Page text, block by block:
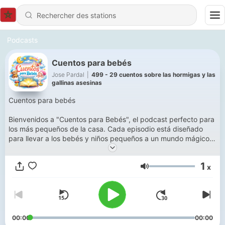
Podcasts
Cuentos para bebés
Jose Pardal
499 - 29 cuentos sobre las hormigas y las
gallinas asesinas
Cuentos para bebés
Bienvenidos a "Cuentos para Bebés", el podcast perfecto para
los más pequeños de la casa. Cada episodio está diseñado
para llevar a los bebés y niños pequeños a un mundo mágico
de historias encantadoras, suaves y llenas de imaginación.
**¿Qué puedes esperar de este podcast?**
- **Historias Dulces y Relajantes:** Con cuentos especialmente
historias son perfectas para la hora de dormir, las siestas o
momentos tranquilos del día.
- **Narración Afectuosa:** Nuestras narraciones están llenas
de calidez y cariño, creando una atmósfera acogedora que
Volume 1 x
00:00 00:00